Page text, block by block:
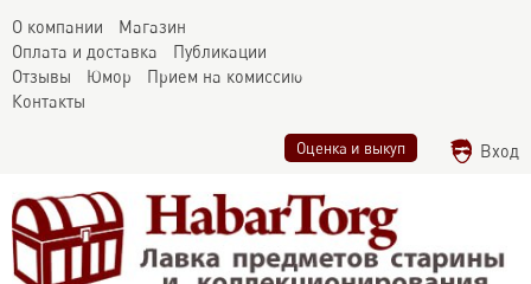
О компании
Магазин
Оплата и доставка
Публикации
Отзывы
Юмор
Прием на комиссию
Контакты
Оценка и выкуп Вход